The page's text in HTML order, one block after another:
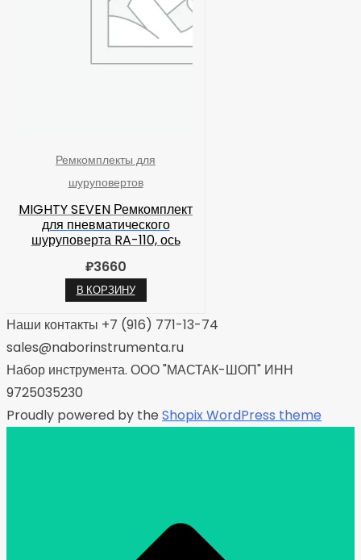
Ремкомплекты для
шуруповертов
MIGHTY SEVEN Ремкомплект
для пневматического
шуруповерта RA-110, ось
₽3660
В КОРЗИНУ
Наши контакты +7 (916) 771-13-74
sales@naborinstrumenta.ru
Набор инструмента. ООО "МАСТАК-ШОП" ИНН
9725035230
Proudly powered by the Shopix WordPress theme